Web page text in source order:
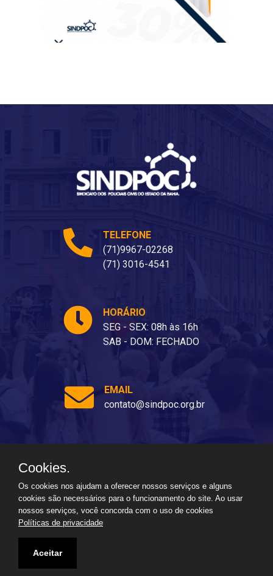
TELEFONE
(71)9967-02268
(71) 3016-4541
HORÁRIO
SEG - SEX: 08h às 16h
SAB - DOM: FECHADO
EMAIL
contato@sindpoc.org.br
Ladeira dos Barris, 80 - Barris, Salvador - BA, 40070-310
Cookies.
Os cookies nos ajudam a oferecer nossos serviços e alguns
cookies são necessários para o funcionamento do site. Ao usar
nossos serviços, você concorda com o uso de cookies
Políticas de privacidade
Aceitar